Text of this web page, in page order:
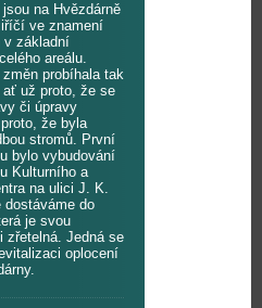
na Hvězdárně
ve znamení
v základní
areálu.
probíhala tak
už proto, že se
či úpravy
že byla
stromů. První
bylo vybudování
Kulturního a
na ulici J. K.
dostáváme do
je svou
zřetelná. Jedná se
oplocení